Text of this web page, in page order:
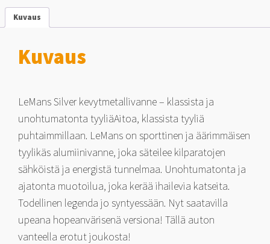
Kuvaus
Kuvaus
LeMans Silver kevytmetallivanne – klassista ja
unohtumatonta tyyliäAitoa, klassista tyyliä
puhtaimmillaan. LeMans on sporttinen ja äärimmäisen
tyylikäs alumiinivanne, joka säteilee kilparatojen
sähköistä ja energistä tunnelmaa. Unohtumatonta ja
ajatonta muotoilua, joka kerää ihailevia katseita.
Todellinen legenda jo syntyessään. Nyt saatavilla
upeana hopeanvärisenä versiona! Tällä auton
vanteella erotut joukosta!